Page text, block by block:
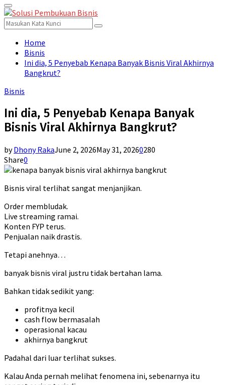
for:
Primary
Menu
Search
for:
Search
Home
Bisnis
Ini dia, 5 Penyebab Kenapa Banyak Bisnis Viral Akhirnya
Bangkrut?
Bisnis
Ini dia, 5 Penyebab Kenapa Banyak
Bisnis Viral Akhirnya Bangkrut?
byDhony RakaJune 2, 2026May 31, 20260280
Share0
Bisnis viral terlihat sangat menjanjikan.
Order membludak.
Live streaming ramai.
Konten FYP terus.
Penjualan naik drastis.
Tetapi anehnya…
banyak bisnis viral justru tidak bertahan lama.
Bahkan tidak sedikit yang:
profitnya kecil
cash flow bermasalah
operasional kacau
akhirnya bangkrut
Padahal dari luar terlihat sukses.
Kalau Anda pernah melihat fenomena ini, sebenarnya itu